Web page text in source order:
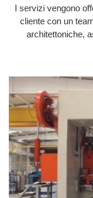
I servizi vengono
cliente con un
architettoniche,